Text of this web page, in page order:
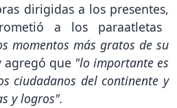
dirigidas a los presentes,
a los paraatletas
momentos más gratos de su
agregó que "lo importante es
ciudadanos del continente y
y logros".